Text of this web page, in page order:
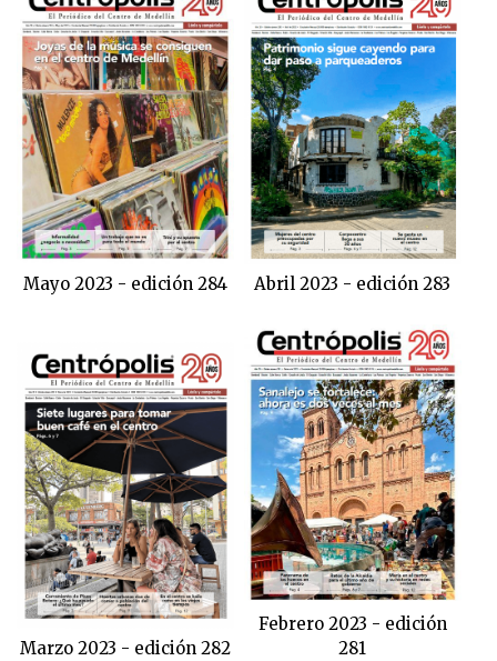
Mayo 2023 - edición 284 Abril 2023 - edición 283
Marzo 2023 - edición 282
Febrero 2023 - edición
281